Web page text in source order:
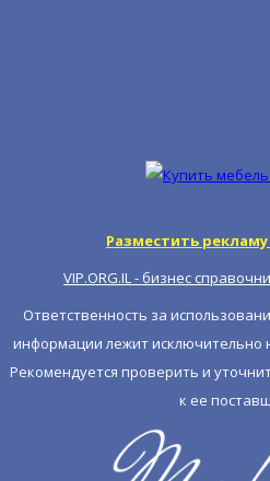
Разместить
VIP.ORG.IL - бизнес
Ответственность за
информации лежит исключительно
Рекомендуется проверить и
к ее